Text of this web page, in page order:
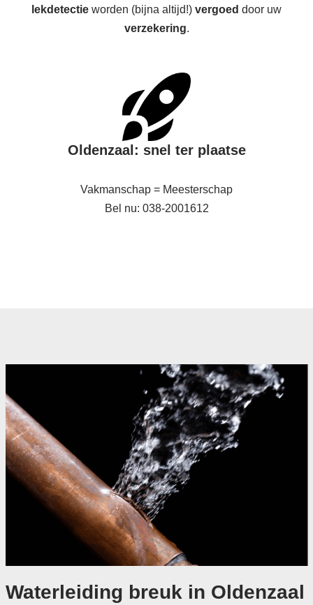
lekdetectie worden (bijna altijd!) vergoed door uw
verzekering.
Oldenzaal: snel ter plaatse
Vakmanschap = Meesterschap
Bel nu: 038-2001612
Waterleiding breuk in Oldenzaal